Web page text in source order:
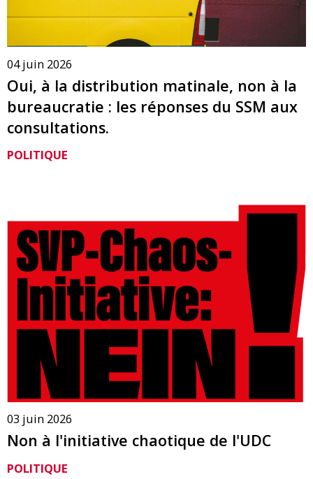
04 juin 2026
Oui, à la distribution matinale, non à la
bureaucratie : les réponses du SSM aux
consultations.
POLITIQUE
03 juin 2026
Non à l'initiative chaotique de l'UDC
POLITIQUE